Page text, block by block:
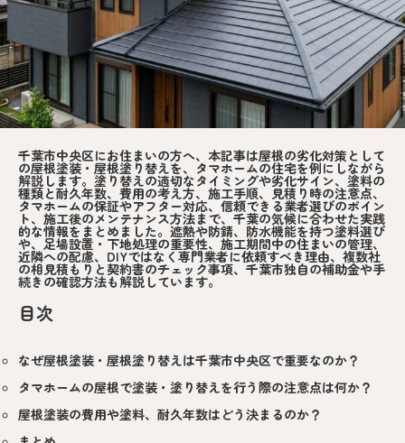
千葉市中央区にお住まいの方へ、本記事は屋根の劣化対策として
の屋根塗装・屋根塗り替えを、タマホームの住宅を例にしながら
解説します。塗り替えの適切なタイミングや劣化サイン、塗料の
種類と耐久年数、費用の考え方、施工手順、見積り時の注意点、
タマホームの保証やアフター対応、信頼できる業者選びのポイン
ト、施工後のメンテナンス方法まで、千葉の気候に合わせた実践
的な情報をまとめました。遮熱や防錆、防水機能を持つ塗料選び
や、足場設置・下地処理の重要性、施工期間中の住まいの管理、
近隣への配慮、DIYではなく専門業者に依頼すべき理由、複数社
の相見積もりと契約書のチェック事項、千葉市独自の補助金や手
続きの確認方法も解説しています。
目次
なぜ屋根塗装・屋根塗り替えは千葉市中央区で重要なのか？
タマホームの屋根で塗装・塗り替えを行う際の注意点は何か？
屋根塗装の費用や塗料、耐久年数はどう決まるのか？